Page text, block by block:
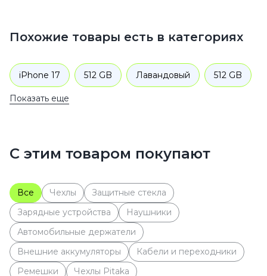
Похожие товары есть в категориях
iPhone 17 512 GB Лавандовый 512 GB
Sim+eSim
Показать еще
С этим товаром покупают
Все Чехлы
Защитные стекла
Зарядные устройства
Наушники
Автомобильные держатели
Внешние аккумуляторы
Кабели и переходники
Ремешки
Чехлы Pitaka